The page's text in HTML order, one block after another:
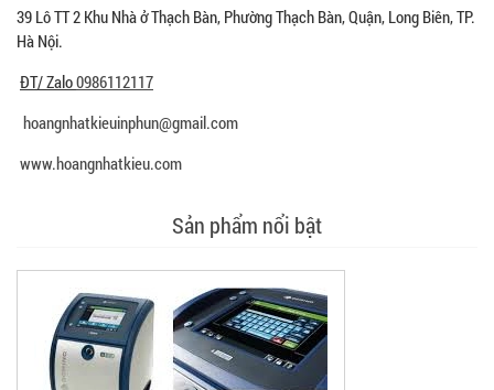
39 Lô TT 2 Khu Nhà ở Thạch Bàn, Phường Thạch Bàn, Quận, Long Biên, TP.
Hà Nội.
ĐT/ Zalo0986112117
hoangnhatkieuinphun@gmail.com
www.hoangnhatkieu.com
Sản phẩm nổi bật